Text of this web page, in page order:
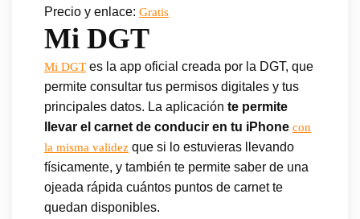
Precio y enlace: Gratis
Mi DGT
Mi DGT es la app oficial creada por la DGT, que
permite consultar tus permisos digitales y tus
principales datos. La aplicación te permite
llevar el carnet de conducir en tu iPhone con
la misma validez que si lo estuvieras llevando
físicamente, y también te permite saber de una
ojeada rápida cuántos puntos de carnet te
quedan disponibles.